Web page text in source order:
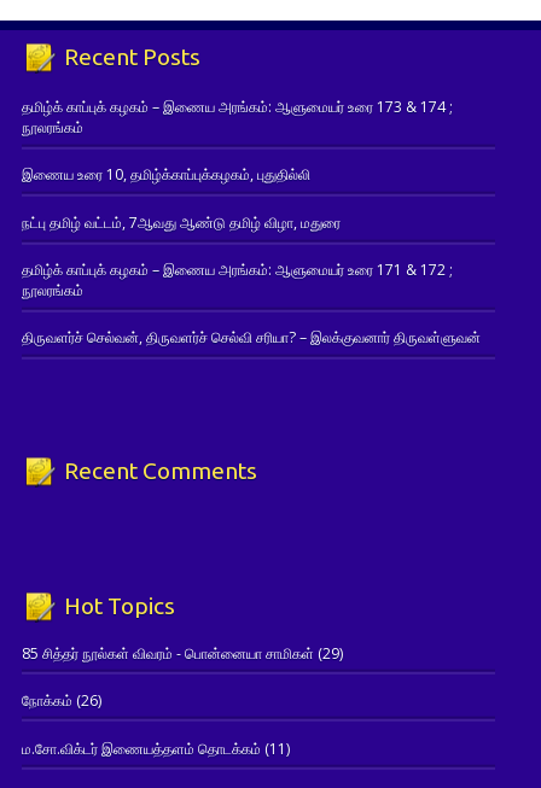
Recent Posts
தமிழ்க் காப்புக் கழகம் – இணைய அரங்கம்: ஆளுமையர் உரை 173 & 174 ;
நூலரங்கம்
இணைய உரை 10, தமிழ்க்காப்புக்கழகம், புதுதில்லி
நட்பு தமிழ் வட்டம், 7ஆவது ஆண்டு தமிழ் விழா, மதுரை
தமிழ்க் காப்புக் கழகம் – இணைய அரங்கம்: ஆளுமையர் உரை 171 & 172 ;
நூலரங்கம்
திருவளர்ச் செல்வன், திருவளர்ச் செல்வி சரியா? – இலக்குவனார் திருவள்ளுவன்
Recent Comments
Hot Topics
85 சித்தர் நூல்கள் விவரம் - பொன்னையா சாமிகள் (29)
நோக்கம் (26)
ம.சோ.விக்டர் இணையத்தளம் தொடக்கம் (11)